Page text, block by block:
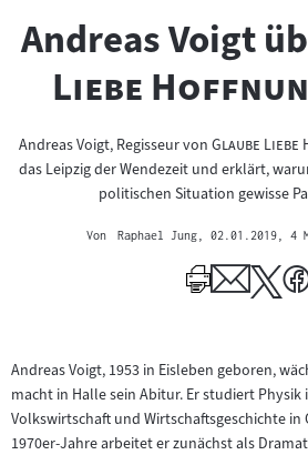
Andreas Voigt
Liebe
Andreas Voigt, Regisseur von "
Glaube Liebe
das Leipzig der Wendezeit und erklärt,
politischen Situation gewisse
Von Raphael Jung , 02.01.2019 , 4
Andreas Voigt, 1953 in Eisleben geboren,
macht in Halle sein Abitur. Er studiert Physik
Volkswirtschaft und Wirtschaftsgeschichte in
1970er-Jahre arbeitet er zunächst als